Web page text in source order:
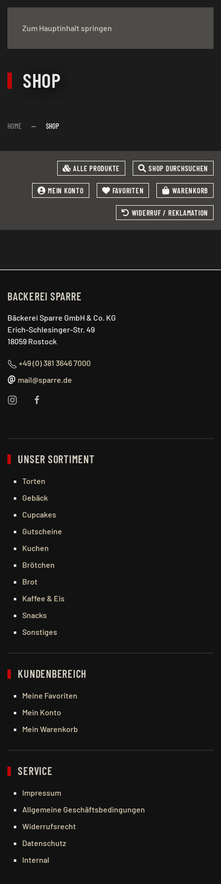
Zum Hauptinhalt springen
SHOP
HOME SHOP
ALLE PRODUKTE SHOP DURCHSUCHEN
MEIN KONTO FAVORITEN WARENKORB
WIDERRUF / REKLAMATION
BACKEREI SPARRE
Bäckerei Sparre GmbH & Co. KG
Erich-Schlesinger-Str. 49
18059 Rostock
+49 (0) 381 3646 7000
@ mail@sparre.de
UNSER SORTIMENT
Torten
Gebäck
Cupcakes
Gutscheine
Kuchen
Brötchen
Brot
Kaffee & Eis
Snacks
Sonstiges
KUNDENBEREICH
Meine Favoriten
Mein Konto
Mein Warenkorb
SERVICE
Impressum
Allgemeine Geschäftsbedingungen
Widerrufsrecht
Datenschutz
Internal